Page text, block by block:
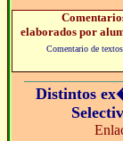
elaborados por
Comentario de
Distintos